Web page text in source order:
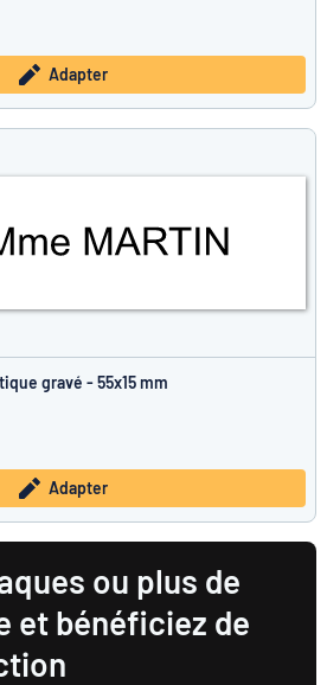
Adapter
gravé - 55x15 mm
Adapter
ou plus de
et bénéficiez de